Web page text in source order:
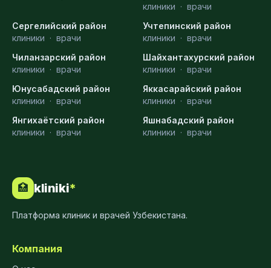
клиники · врачи
Сергелийский район
клиники · врачи
Учтепинский район
клиники · врачи
Чиланзарский район
клиники · врачи
Шайхантахурский район
клиники · врачи
Юнусабадский район
клиники · врачи
Яккасарайский район
клиники · врачи
Янгихаётский район
клиники · врачи
Яшнабадский район
клиники · врачи
🏥 kliniki*
Платформа клиник и врачей Узбекистана.
Компания